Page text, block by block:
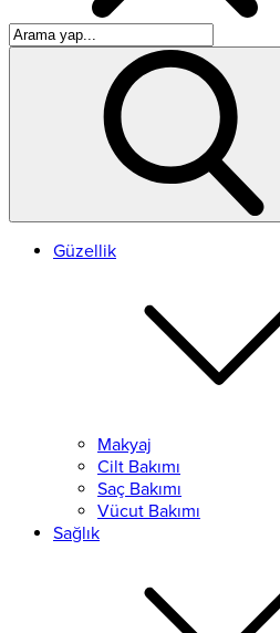
Güzellik
Makyaj
Cilt Bakımı
Saç Bakımı
Vücut Bakımı
Sağlık